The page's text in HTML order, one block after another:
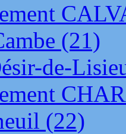
(21)
de-
(22)